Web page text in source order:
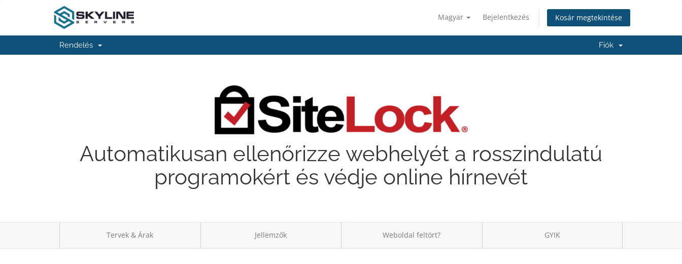
Magyar Bejelentkezés Kosár megtekintése
Rendelés Fiók
Automatikusan ellenőrizze webhelyét a rosszindulatú
programokért és védje online hírnevét
Tervek & Árak Jellemzők Weboldal feltört? GYIK